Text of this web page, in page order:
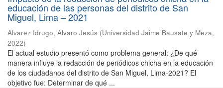
educación de las personas del distrito de San
Miguel, Lima – 2021
Alvarez Idrugo, Alvaro Jesús (Universidad Jaime Bausate y Meza,
2022)
El actual estudio presentó como problema general: ¿De qué
manera influye la redacción de periódicos chicha en la educación
de los ciudadanos del distrito de San Miguel, Lima-2021? El
objetivo fue: Determinar de qué ...